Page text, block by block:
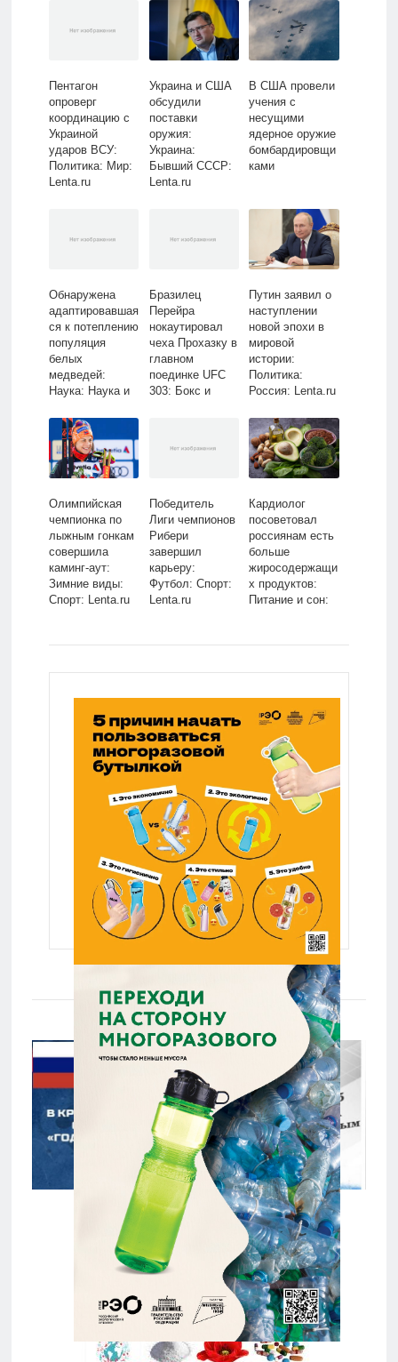
Пентагон
опроверг
координацию с
Украиной
ударов ВСУ:
Политика: Мир:
Lenta.ru
Украина и США
обсудили
поставки
оружия:
Украина:
Бывший СССР:
Lenta.ru
В США провели
учения с
несущими
ядерное оружие
бомбардировщи
ками
Обнаружена
адаптировавшая
ся к потеплению
популяция
белых
медведей:
Наука: Наука и
Lenta.ru
Бразилец
Перейра
нокаутировал
чеха Прохазку в
главном
поединке UFC
303: Бокс и
Путин заявил о
наступлении
новой эпохи в
мировой
истории:
Политика:
Россия: Lenta.ru
Олимпийская
чемпионка по
лыжным гонкам
совершила
каминг-аут:
Зимние виды:
Спорт: Lenta.ru
Победитель
Лиги чемпионов
Рибери
завершил
карьеру:
Футбол: Спорт:
Lenta.ru
Кардиолог
посоветовал
россиянам есть
больше
жиросодержащи
х продуктов:
Питание и сон: